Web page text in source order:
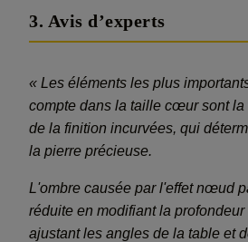
3. Avis d’experts
« Les éléments les plus
compte dans la taille cœur sont
de la finition incurvées, qui
la pierre précieuse.
L'ombre causée par l'effet nœud
réduite en modifiant la
ajustant les angles de la table et